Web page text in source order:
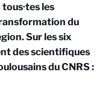
tous·tes les
du
Sur les six
des scientifiques
du CNRS :